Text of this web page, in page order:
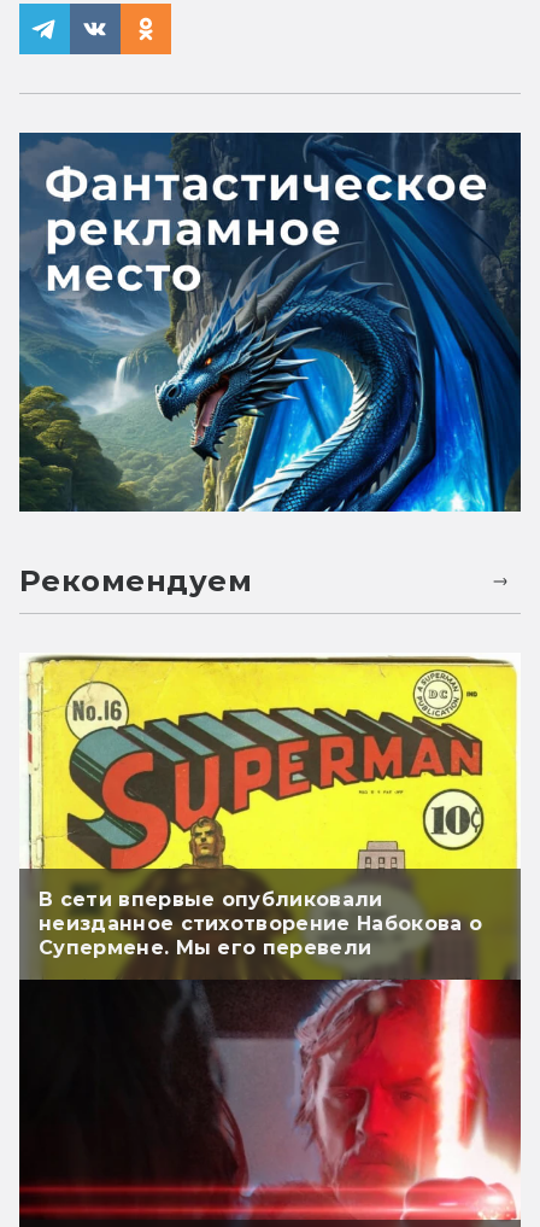
Рекомендуем
В сети впервые опубликовали
неизданное стихотворение Набокова о
Супермене. Мы его перевели